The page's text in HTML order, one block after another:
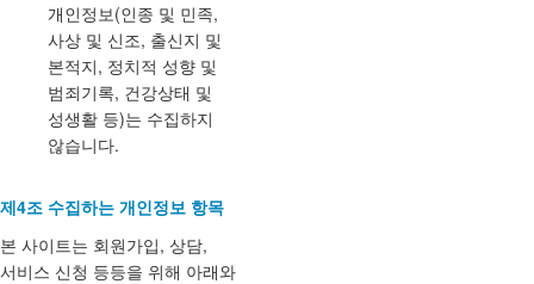
개인정보(인종 및 민족,
사상 및 신조, 출신지 및
본적지, 정치적 성향 및
범죄기록, 건강상태 및
성생활 등)는 수집하지
않습니다.
제4조 수집하는 개인정보 항목
본 사이트는 회원가입, 상담,
서비스 신청 등등을 위해 아래와